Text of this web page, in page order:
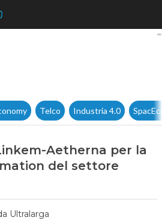
Turismo, asse Linkem-
Telco Industria 4.0
Aetherna per la
del settore
Ultralarga